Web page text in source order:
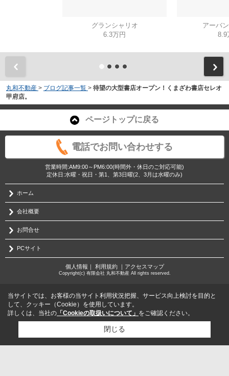
グランシャリオ
6.3万円
アーバ
8.9
丸和不動産 > ブログ記事一覧 > 待望の大型書店オープン！くまざわ書店セレオ
甲府店。
ページトップに戻る
電話でお問い合わせする
営業時間:AM9:00～PM6:00(時間外・休日のご対応可能)
定休日:水曜・祝日・第1、第3日曜(2、3月は水曜のみ)
ホーム
会社概要
お問合せ
PCサイト
個人情報 ｜ 利用規約｜ アクセスマップ
Copyright(c) 有限会社 丸和不動産 All rights reserved.
当サイトでは、お客様の当サイト利用状況把握、サービス向上検討を目的と
して、クッキー（Cookie）を使用しています。
詳しくは、当社の 「Cookieの取扱いについて」 をご確認ください。
閉じる